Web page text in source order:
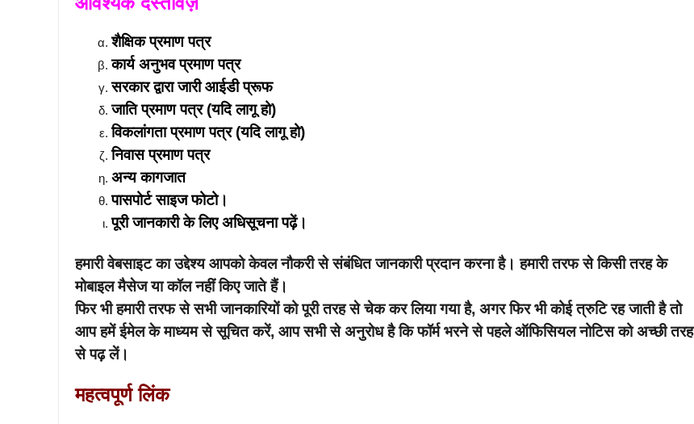
शैक्षिक प्रमाण पत्र
कार्य अनुभव प्रमाण पत्र
सरकार द्वारा जारी आईडी प्रूफ
जाति प्रमाण पत्र (यदि लागू हो)
विकलांगता प्रमाण पत्र (यदि लागू हो)
निवास प्रमाण पत्र
अन्य कागजात
पासपोर्ट साइज फोटो।
पूरी जानकारी के लिए अधिसूचना पढ़ें।
हमारी वेबसाइट का उद्देश्य आपको केवल नौकरी से संबंधित जानकारी प्रदान करना है। हमारी तरफ से किसी तरह के
मोबाइल मैसेज या कॉल नहीं किए जाते हैं।
फिर भी हमारी तरफ से सभी जानकारियों को पूरी तरह से चेक कर लिया गया है, अगर फिर भी कोई त्रुटि रह जाती है तो
आप हमें ईमेल के माध्यम से सूचित करें, आप सभी से अनुरोध है कि फॉर्म भरने से पहले ऑफिसियल नोटिस को अच्छी तरह
से पढ़ लें।
महत्वपूर्ण लिंक